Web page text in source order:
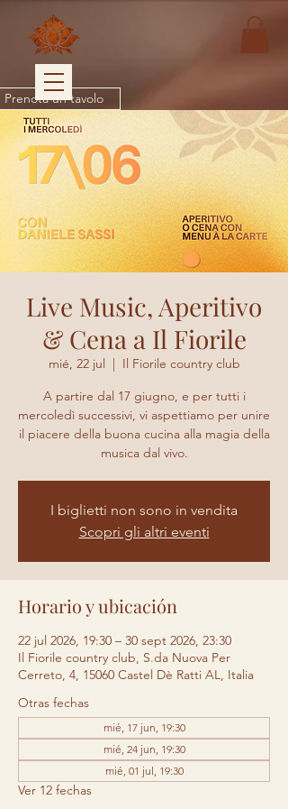
Live Music, Aperitivo
& Cena a Il Fiorile
mié, 22 jul
  |
Il Fiorile country club
A partire dal 17 giugno, e per tutti i
mercoledì successivi, vi aspettiamo per unire
il piacere della buona cucina alla magia della
musica dal vivo.
I biglietti non sono in vendita
Scopri gli altri eventi
Horario y ubicación
22 jul 2026, 19:30 – 30 sept 2026, 23:30
Il Fiorile country club, S.da Nuova Per
Cerreto, 4, 15060 Castel Dè Ratti AL, Italia
Otras fechas
mié, 17 jun, 19:30
mié, 24 jun, 19:30
mié, 01 jul, 19:30
Ver 12 fechas
Prenota un tavolo